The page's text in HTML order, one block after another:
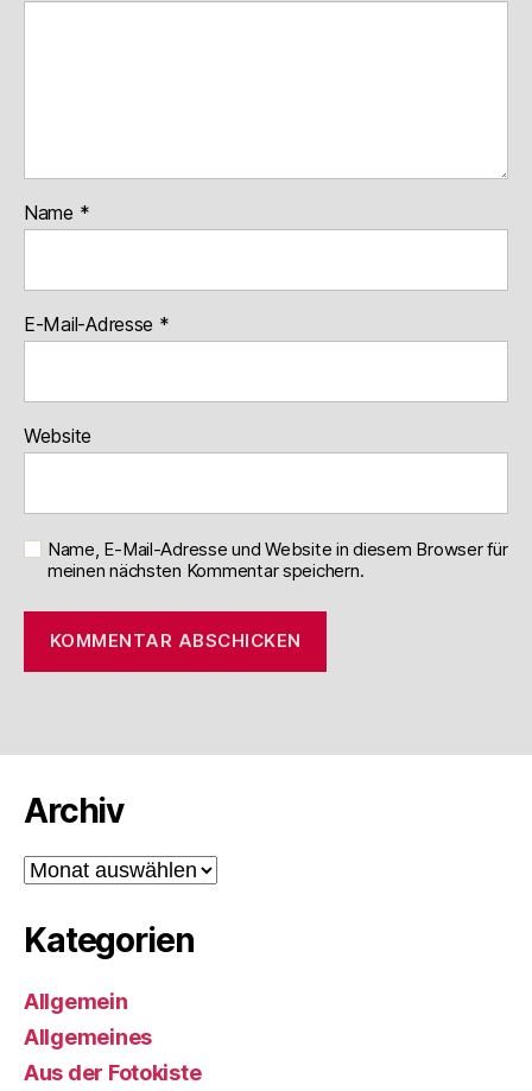
Name *
E-Mail-Adresse *
Website
Name, E-Mail-Adresse und Website in diesem Browser für
meinen nächsten Kommentar speichern.
Archiv
Archiv
Kategorien
Allgemein
Allgemeines
Aus der Fotokiste